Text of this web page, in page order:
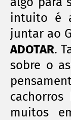
intuito é
juntar ao
ADOTAR.
sobre o
muitos